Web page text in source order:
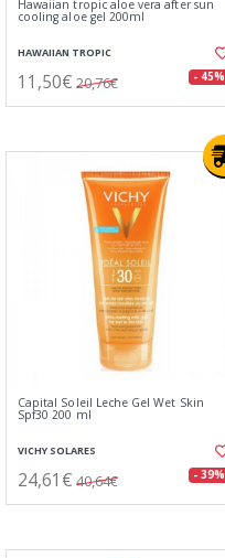
Hawaiian tropic aloe vera after sun
cooling aloe gel 200ml
HAWAIIAN TROPIC
11,50€ 20,76€ - 45%
Capital Soleil Leche Gel Wet Skin
Spf30 200 ml
VICHY SOLARES
24,61€ 40,64€ - 39%